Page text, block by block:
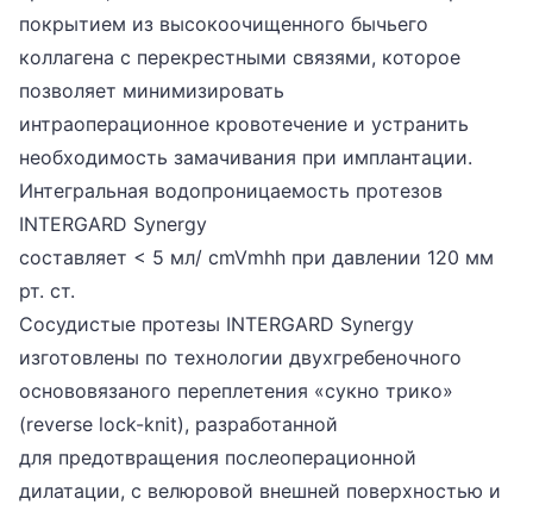
покрытием из высокоочищенного бычьего
коллагена с перекрестными связями, которое
позволяет минимизировать
интраоперационное кровотечение и устранить
необходимость замачивания при имплантации.
Интегральная водопроницаемость протезов
INTERGARD Synergy
составляет < 5 мл/ cmVmhh при давлении 120 мм
рт. ст.
Сосудистые протезы INTERGARD Synergy
изготовлены по технологии двухгребеночного
основовязаного переплетения «сукно трико»
(reverse lock-knit), разработанной
для предотвращения послеоперационной
дилатации, с велюровой внешней поверхностью и